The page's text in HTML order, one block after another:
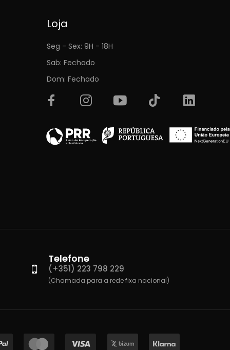
Loja
Seg - Sex: 9H - 18H
Sab: Fechado
Dom: Fechado
Telefone
(+351) 223 798 229
(Chamada para a rede fixa nacional)